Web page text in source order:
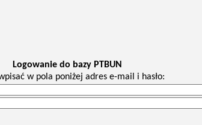
Logowanie do bazy PTBUN
w pola poniżej adres e-mail i hasło: